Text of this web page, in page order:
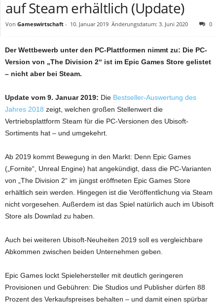
auf Steam erhältlich (Update)
Von Gameswirtschaft - 10. Januar 2019 Änderungsdatum: 3. Juni 2020 0
Der Wettbewerb unter den PC-Plattformen nimmt zu: Die PC-
Version von „The Division 2“ ist im Epic Games Store gelistet
– nicht aber bei Steam.
Update vom 9. Januar 2019: Die Bestseller-Auswertung des
Jahres 2018 zeigt, welchen großen Stellenwert die
Vertriebsplattform Steam für die PC-Versionen des Ubisoft-
Sortiments hat – und umgekehrt.
Ab 2019 kommt Bewegung in den Markt: Denn Epic Games
(„Fornite“, Unreal Engine) hat angekündigt, dass die PC-Varianten
von „The Division 2“ im jüngst eröffneten Epic Games Store
erhältlich sein werden. Hingegen ist die Veröffentlichung via Steam
nicht vorgesehen. Außerdem ist das Spiel natürlich auch im Ubisoft
Store als Downlad zu haben.
Auch bei weiteren Ubisoft-Neuheiten 2019 soll es vergleichbare
Abkommen zwischen beiden Unternehmen geben.
Epic Games lockt Spielehersteller mit deutlich geringeren
Provisionen und Gebühren: Die Studios und Publisher dürfen 88
Prozent des Verkaufspreises behalten – und damit einen spürbar